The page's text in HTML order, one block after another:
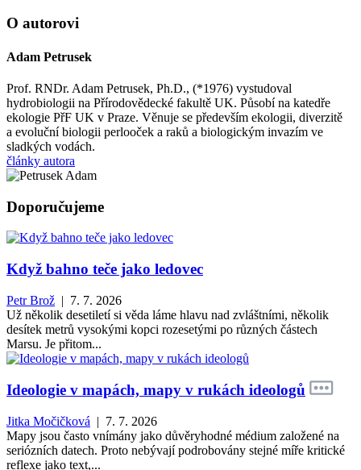
O autorovi
Adam Petrusek
Prof. RNDr. Adam Petrusek, Ph.D., (*1976) vystudoval
hydrobiologii na Přírodovědecké fakultě UK. Působí na katedře
ekologie PřF UK v Praze. Věnuje se především ekologii, diverzitě
a evoluční biologii perlooček a raků a biologickým invazím ve
sladkých vodách.
články autora
Doporučujeme
Když bahno teče jako ledovec
Petr Brož | 7. 7. 2026
Už několik desetiletí si věda láme hlavu nad zvláštními, několik
desítek metrů vysokými kopci rozesetými po různých částech
Marsu. Je přitom...
Ideologie v mapách, mapy v rukách ideologů
Jitka Močičková | 7. 7. 2026
Mapy jsou často vnímány jako důvěryhodné médium založené na
seriózních datech. Proto nebývají podrobovány stejné míře kritické
reflexe jako text,...